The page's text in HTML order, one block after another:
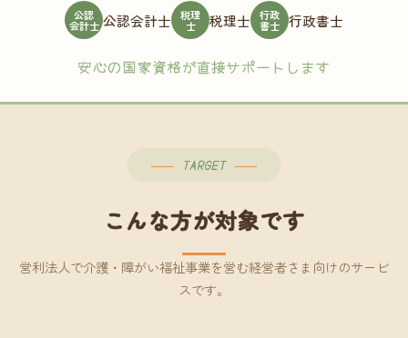
公認
会計士 公認会計士 税理
士 税理士 行政
書士 行政書士
安心の国家資格が直接サポートします
TARGET
こんな方が対象です
営利法人で介護・障がい福祉事業を営む経営者さま向けのサービ
スです。